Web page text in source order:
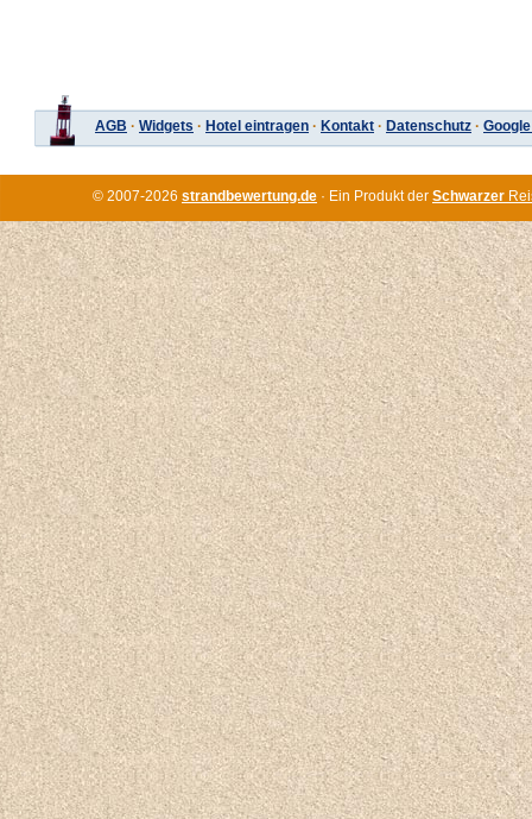
AGB · Widgets · Hotel eintragen · Kontakt · Datenschutz ·
© 2007-2026 strandbewertung.de · Ein Produkt der Schwarzer